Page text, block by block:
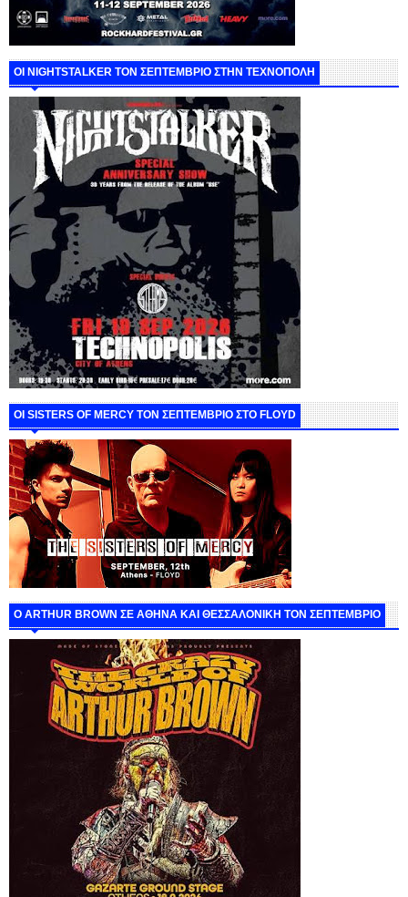
ΟΙ NIGHTSTALKER ΤΟΝ ΣΕΠΤΕΜΒΡΙΟ ΣΤΗΝ ΤΕΧΝΟΠΟΛΗ
ΟΙ SISTERS OF MERCY ΤΟΝ ΣΕΠΤΕΜΒΡΙΟ ΣΤΟ FLOYD
O ARTHUR BROWN ΣΕ ΑΘΗΝΑ ΚΑΙ ΘΕΣΣΑΛΟΝΙΚΗ ΤΟΝ ΣΕΠΤΕΜΒΡΙΟ